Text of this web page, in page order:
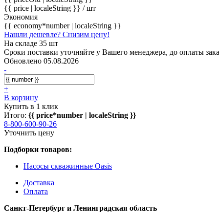
{{ price | localeString }} / шт
Экономия
{{ economy*number | localeString }}
Нашли дешевле? Снизим цену!
На складе 35 шт
Сроки поставки уточняйте у Вашего менеджера, до оплаты
Обновлено 05.08.2026
-
+
В корзину
Купить в 1 клик
Итого: {{ price*number | localeString }}
8-800-600-90-26
Уточнить цену
Подборки товаров:
Насосы скважинные Oasis
Доставка
Оплата
Санкт-Петербург и Ленинградская область